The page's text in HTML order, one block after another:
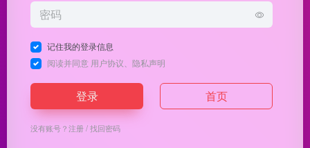
记住我的登录信息
阅读并同意 用户协议 隐私声明
登录 首页
没有账号？注册/找回密码